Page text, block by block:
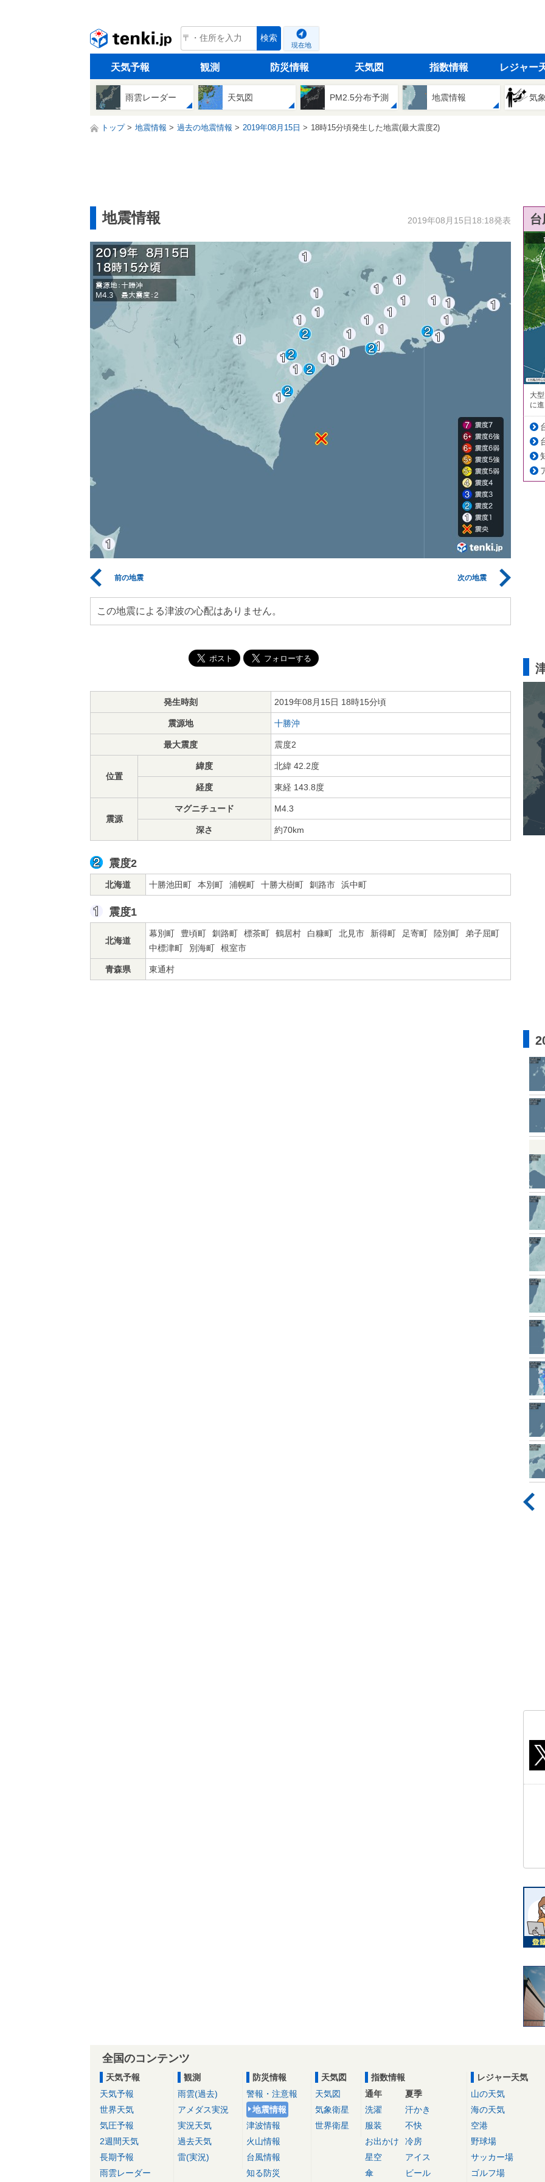
tenki.jp 検索
現在地
天気予報 観測 防災情報 天気図 指数情報 レジャー
雨雲レーダー 天気図 PM2.5分布予測 地震情報 気
トップ 地震情報 過去の地震情報 2019年08月15日 18時15分頃発生した地震(最大震度2)
地震情報 2019年08月15日18:18発表
前の地震 次の地震
この地震による津波の心配はありません。
発生時刻 2019年08月15日 18時15分頃
震源地 十勝沖
最大震度 震度2
位置
緯度 北緯 42.2度
経度 東経 143.8度
震源
マグニチュード M4.3
深さ 約70km
震度2
北海道 十勝池田町 本別町 浦幌町 十勝大樹町 釧路市 浜中町
震度1
北海道
幕別町 豊頃町 釧路町 標茶町 鶴居村 白糠町 北見市 新得町 足寄町 陸別町
弟子屈町
中標津町
別海町 根室市
青森県 東通村
大
に
全国のコンテンツ
天気予報
天気予報
世界天気
気圧予報
2週間天気
長期予報
雨雲レーダー
観測
雨雲(過去)
アメダス実況
実況天気
過去天気
雷(実況)
防災情報
警報・注意報
地震情報
津波情報
火山情報
台風情報
知る防災
天気図
天気図
気象衛星
世界衛星
指数情報
通年
洗濯
服装
お出かけ
星空
傘
夏季
汗かき
不快
冷房
アイス
ビール
レジャー天気
山の天気
海の天気
空港
野球場
サッカー場
ゴルフ場